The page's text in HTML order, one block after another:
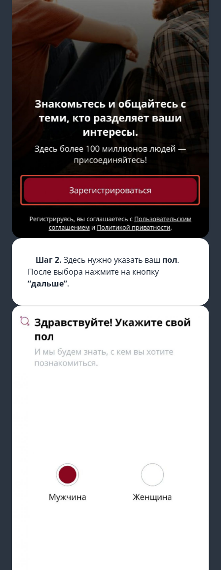
Шаг 2. Здесь нужно указать ваш пол.
После выбора нажмите на кнопку
“дальше”.